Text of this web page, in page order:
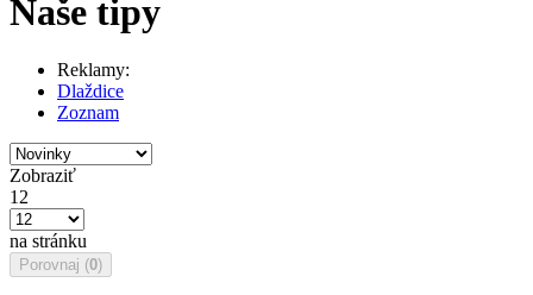
Naše tipy
Reklamy:
Dlaždice
Zoznam
Zobraziť
12
na stránku
Porovnaj (0)